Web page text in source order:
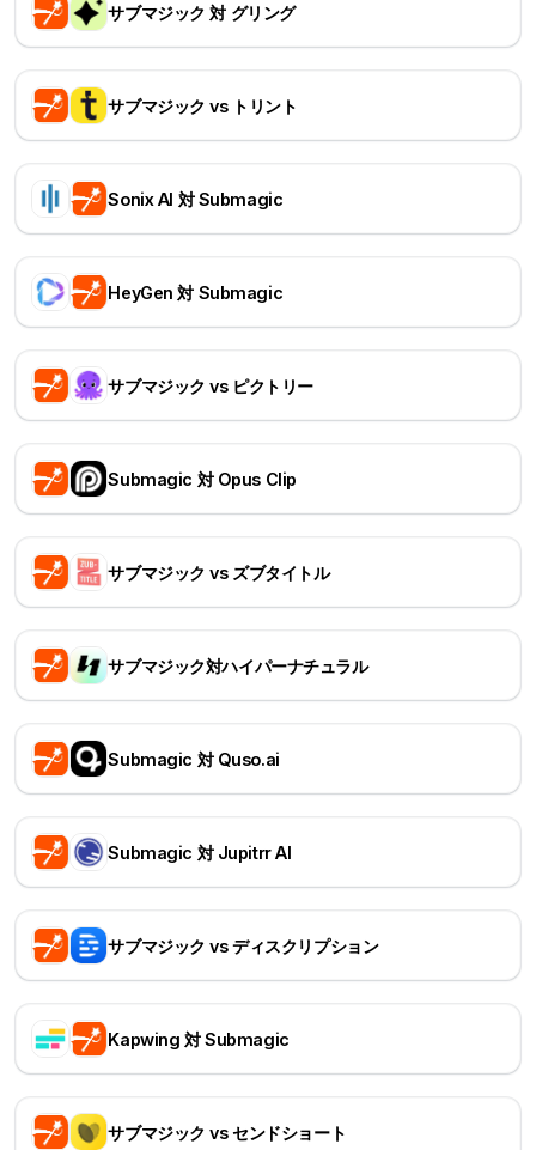
サブマジック 対 グリング
サブマジック vs トリント
Sonix AI 対 Submagic
HeyGen 対 Submagic
サブマジック vs ピクトリー
Submagic 対 Opus Clip
サブマジック vs ズブタイトル
サブマジック対ハイパーナチュラル
Submagic 対 Quso.ai
Submagic 対 Jupitrr AI
サブマジック vs ディスクリプション
Kapwing 対 Submagic
サブマジック vs センドショート